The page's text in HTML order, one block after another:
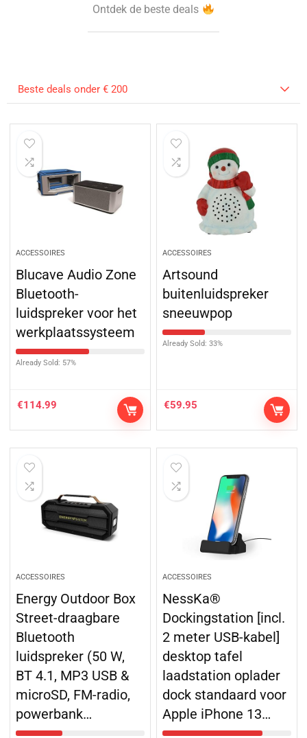
Ontdek de beste deals
Beste deals onder € 200
ACCESSOIRES
Blucave Audio Zone
Bluetooth-
luidspreker voor het
werkplaatssysteem
Already Sold: 57%
€114.99
ACCESSOIRES
Artsound
buitenluidspreker
sneeuwpop
Already Sold: 33%
€59.95
ACCESSOIRES
Energy Outdoor Box
Street-draagbare
Bluetooth
luidspreker (50 W,
BT 4.1, MP3 USB &
microSD, FM-radio,
powerbank…
ACCESSOIRES
NessKa®
Dockingstation [incl.
2 meter USB-kabel]
desktop tafel
laadstation oplader
dock standaard voor
Apple iPhone 13…